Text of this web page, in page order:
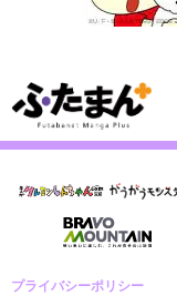
プライバシーポリシー